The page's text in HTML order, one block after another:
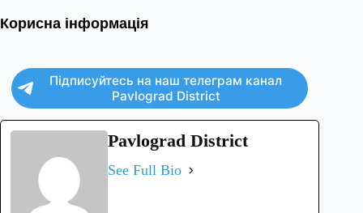
Корисна інформація
Підписуйтесь на наш телеграм канал
Pavlograd District
Pavlograd District
See Full Bio